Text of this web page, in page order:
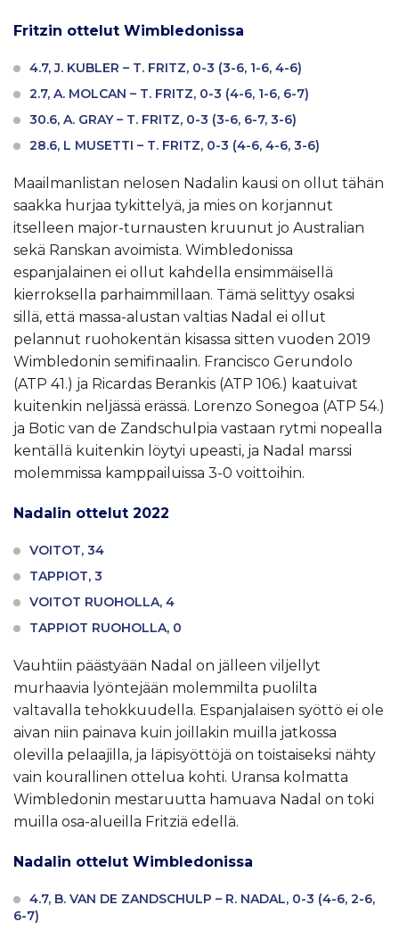
Fritzin ottelut Wimbledonissa
4.7, J. KUBLER – T. FRITZ, 0-3 (3-6, 1-6, 4-6)
2.7, A. MOLCAN – T. FRITZ, 0-3 (4-6, 1-6, 6-7)
30.6, A. GRAY – T. FRITZ, 0-3 (3-6, 6-7, 3-6)
28.6, L MUSETTI – T. FRITZ, 0-3 (4-6, 4-6, 3-6)
Maailmanlistan nelosen Nadalin kausi on ollut tähän
saakka hurjaa tykittelyä, ja mies on korjannut
itselleen major-turnausten kruunut jo Australian
sekä Ranskan avoimista. Wimbledonissa
espanjalainen ei ollut kahdella ensimmäisellä
kierroksella parhaimmillaan. Tämä selittyy osaksi
sillä, että massa-alustan valtias Nadal ei ollut
pelannut ruohokentän kisassa sitten vuoden 2019
Wimbledonin semifinaalin. Francisco Gerundolo
(ATP 41.) ja Ricardas Berankis (ATP 106.) kaatuivat
kuitenkin neljässä erässä. Lorenzo Sonegoa (ATP 54.)
ja Botic van de Zandschulpia vastaan rytmi nopealla
kentällä kuitenkin löytyi upeasti, ja Nadal marssi
molemmissa kamppailuissa 3-0 voittoihin.
Nadalin ottelut 2022
VOITOT, 34
TAPPIOT, 3
VOITOT RUOHOLLA, 4
TAPPIOT RUOHOLLA, 0
Vauhtiin päästyään Nadal on jälleen viljellyt
murhaavia lyöntejään molemmilta puolilta
valtavalla tehokkuudella. Espanjalaisen syöttö ei ole
aivan niin painava kuin joillakin muilla jatkossa
olevilla pelaajilla, ja läpisyöttöjä on toistaiseksi nähty
vain kourallinen ottelua kohti. Uransa kolmatta
Wimbledonin mestaruutta hamuava Nadal on toki
muilla osa-alueilla Fritziä edellä.
Nadalin ottelut Wimbledonissa
4.7, B. VAN DE ZANDSCHULP – R. NADAL, 0-3 (4-6, 2-6,
6-7)